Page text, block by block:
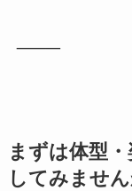
⸻
まずは体型
してみません